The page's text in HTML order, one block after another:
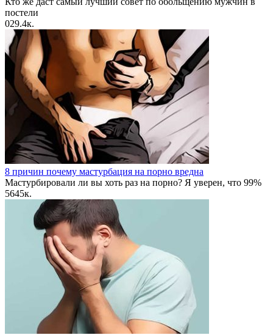
постели
029.4к.
8 причин почему мастурбация на порно вредна
Мастурбировали ли вы хоть раз на порно? Я уверен, что 99%
5645к.